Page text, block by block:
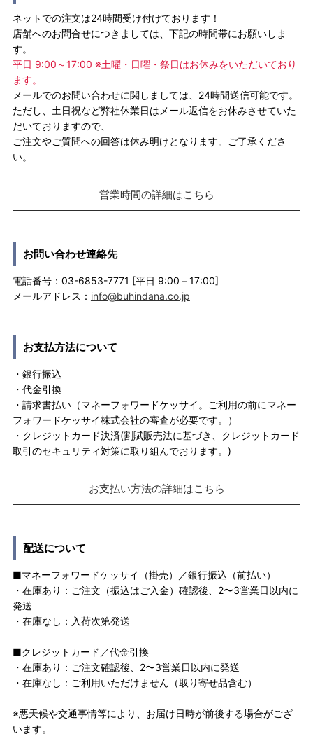
ネットでの注文は24時間受け付けております！
店舗へのお問合せにつきましては、下記の時間帯にお願いしま
す。
平日 9:00～17:00 ※土曜・日曜・祭日はお休みをいただいており
ます。
メールでのお問い合わせに関しましては、24時間送信可能です。
ただし、土日祝など弊社休業日はメール返信をお休みさせていた
だいておりますので、
ご注文やご質問への回答は休み明けとなります。ご了承くださ
い。
営業時間の詳細はこちら
お問い合わせ連絡先
電話番号：03-6853-7771 [平日 9:00－17:00]
メールアドレス： info@buhindana.co.jp
お支払方法について
・銀行振込
・代金引換
・請求書払い（マネーフォワードケッサイ。ご利用の前にマネー
フォワードケッサイ株式会社の審査が必要です。）
・クレジットカード決済(割賦販売法に基づき、クレジットカード
取引のセキュリティ対策に取り組んでおります。)
お支払い方法の詳細はこちら
配送について
■マネーフォワードケッサイ（掛売）／銀行振込（前払い）
・在庫あり：ご注文（振込はご入金）確認後、2〜3営業日以内に
発送
・在庫なし：入荷次第発送
■クレジットカード／代金引換
・在庫あり：ご注文確認後、2〜3営業日以内に発送
・在庫なし：ご利用いただけません（取り寄せ品含む）
※悪天候や交通事情等により、お届け日時が前後する場合がござ
います。